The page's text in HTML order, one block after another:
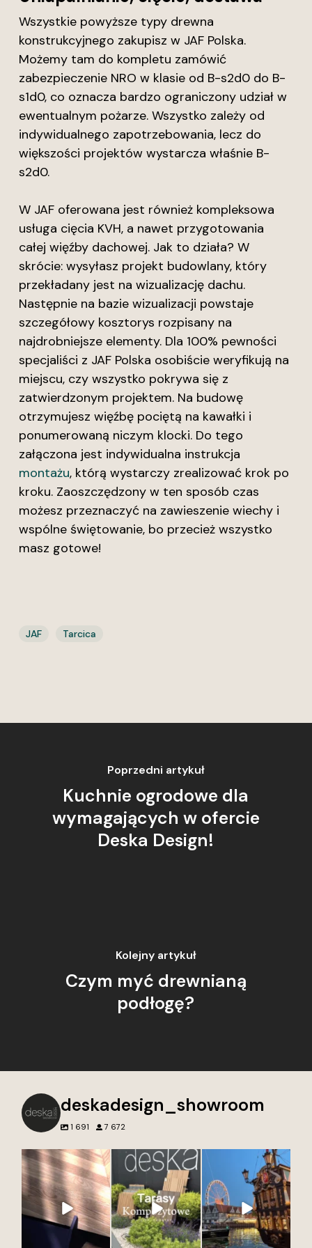
Wszystkie powyższe typy drewna
konstrukcyjnego zakupisz w JAF Polska.
Możemy tam do kompletu zamówić
zabezpieczenie NRO w klasie od B-s2d0 do B-
s1d0, co oznacza bardzo ograniczony udział w
ewentualnym pożarze. Wszystko zależy od
indywidualnego zapotrzebowania, lecz do
większości projektów wystarcza właśnie B-
s2d0.
W JAF oferowana jest również kompleksowa
usługa cięcia KVH, a nawet przygotowania
całej więźby dachowej. Jak to działa? W
skrócie: wysyłasz projekt budowlany, który
przekładany jest na wizualizację dachu.
Następnie na bazie wizualizacji powstaje
szczegółowy kosztorys rozpisany na
najdrobniejsze elementy. Dla 100% pewności
specjaliści z JAF Polska osobiście weryfikują na
miejscu, czy wszystko pokrywa się z
zatwierdzonym projektem. Na budowę
otrzymujesz więźbę pociętą na kawałki i
ponumerowaną niczym klocki. Do tego
załączona jest indywidualna instrukcja
montażu, którą wystarczy zrealizować krok po
kroku. Zaoszczędzony w ten sposób czas
możesz przeznaczyć na zawieszenie wiechy i
wspólne świętowanie, bo przecież wszystko
masz gotowe!
JAF Tarcica
Poprzedni artykuł
Kuchnie ogrodowe dla
wymagających w ofercie
Deska Design!
Kolejny artykuł
Czym myć drewnianą
podłogę?
deskadesign_showroom
1 691 7 672
Nie tworzymy tylko
wnętrz. Tworzymy
przestrzenie, do
których chce się
wracać.
Każdy projekt to
połączenie jakości,
estetyki i dbałości o
najmniejsze detale.
Przed naszym
showroomem Deska
Design w Gdyni każdy
detal opowiada
historię. Otocz się
piękną zielenią i
wyjątkowymi
dekorami.
Zapraszamy po
inspirację, klasykę i
Najpiękniejsze miasto
w Polsce to?
0